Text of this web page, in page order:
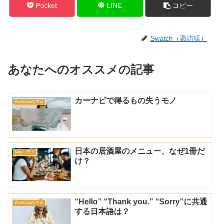
Pocket LINE コピー
Swatch（諏訪猛）
あなたへのオススメの記事
World Lifeな生活 カーナビで得るもの失うモノ
Kayoコラム
日本の居酒屋のメニュー、なぜ1冊だ
け？
World Lifeな生活
“Hello” “Thank you.” “Sorry”に共通
する日本語は？